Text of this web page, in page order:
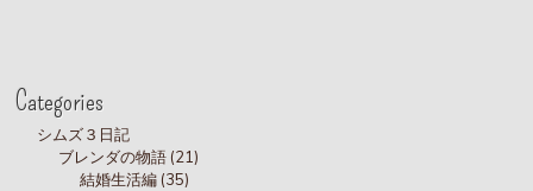
Categories
シムズ３日記
ブレンダの物語 (21)
結婚生活編 (35)